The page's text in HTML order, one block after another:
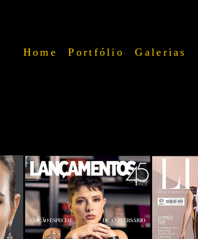
Home Portfólio Galerias